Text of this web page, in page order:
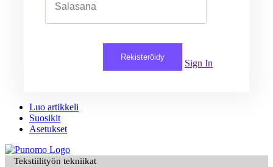
Rekisteröidy
Sign In
Luo artikkeli
Suosikit
Asetukset
Tekstiilityön tekniikat